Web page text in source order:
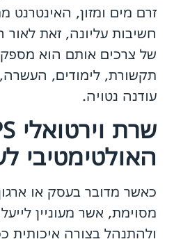
זרם מים ומזון, האינטרנט
חשיבות עליונה, זאת לאור
של צרכים אותם הוא מספק
תקשורת, לימודים, העשרה,
עודנה נטויה.
האולטימטיבי
כאשר מדובר בעסק או
מסוימת, אשר מעוניין
ולהתנהל בצורה איכותית